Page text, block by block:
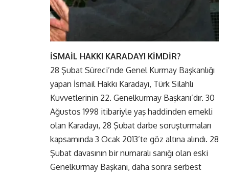
İSMAİL HAKKI KARADAYI KİMDİR?
28 Şubat Süreci’nde Genel Kurmay Başkanlığı
yapan İsmail Hakkı Karadayı, Türk Silahlı
Kuvvetlerinin 22. Genelkurmay Başkanı’dır. 30
Ağustos 1998 itibariyle yaş haddinden emekli
olan Karadayı, 28 Şubat darbe soruşturmaları
kapsamında 3 Ocak 2013’te göz altına alındı. 28
Şubat davasının bir numaralı sanığı olan eski
Genelkurmay Başkanı, daha sonra serbest